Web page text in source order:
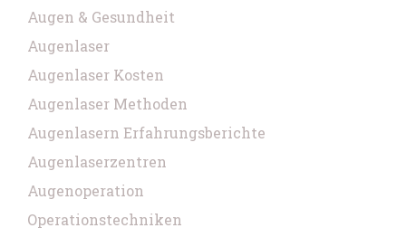
Augen & Gesundheit
Augenlaser
Augenlaser Kosten
Augenlaser Methoden
Augenlasern Erfahrungsberichte
Augenlaserzentren
Augenoperation
Operationstechniken